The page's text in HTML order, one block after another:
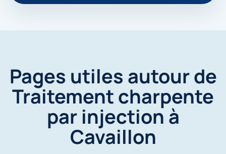
e
n
é
e
Pages utiles autour de
Traitement charpente
par injection à
Cavaillon